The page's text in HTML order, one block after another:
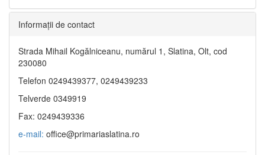
Informaţii de contact
Strada Mihail Kogălniceanu, numărul 1, Slatina, Olt, cod
230080
Telefon 0249439377, 0249439233
Telverde 0349919
Fax: 0249439336
e-mail: office@primariaslatina.ro